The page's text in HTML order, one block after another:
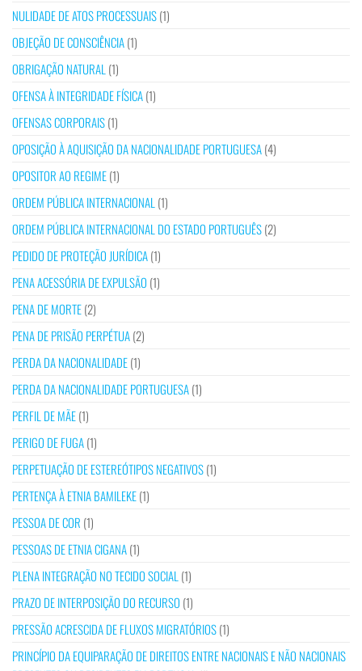
NULIDADE DE ATOS PROCESSUAIS(1)
OBJEÇÃO DE CONSCIÊNCIA(1)
OBRIGAÇÃO NATURAL (1)
OFENSA À INTEGRIDADE FÍSICA(1)
OFENSAS CORPORAIS(1)
OPOSIÇÃO À AQUISIÇÃO DA NACIONALIDADE PORTUGUESA(4)
OPOSITOR AO REGIME(1)
ORDEM PÚBLICA INTERNACIONAL (1)
ORDEM PÚBLICA INTERNACIONAL DO ESTADO PORTUGUÊS(2)
PEDIDO DE PROTEÇÃO JURÍDICA(1)
PENA ACESSÓRIA DE EXPULSÃO (1)
PENA DE MORTE(2)
PENA DE PRISÃO PERPÉTUA(2)
PERDA DA NACIONALIDADE(1)
PERDA DA NACIONALIDADE PORTUGUESA(1)
PERFIL DE MÃE(1)
PERIGO DE FUGA(1)
PERPETUAÇÃO DE ESTEREÓTIPOS NEGATIVOS(1)
PERTENÇA À ETNIA BAMILEKE(1)
PESSOA DE COR (1)
PESSOAS DE ETNIA CIGANA(1)
PLENA INTEGRAÇÃO NO TECIDO SOCIAL (1)
PRAZO DE INTERPOSIÇÃO DO RECURSO (1)
PRESSÃO ACRESCIDA DE FLUXOS MIGRATÓRIOS(1)
PRINCÍPIO DA EQUIPARAÇÃO DE DIREITOS ENTRE NACIONAIS E NÃO NACIONAIS